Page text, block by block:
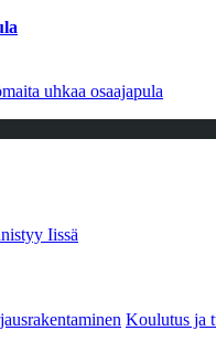
uhkaa osaajapula
Iissä
Koulutus ja